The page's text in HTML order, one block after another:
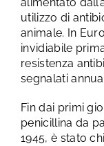
utilizzo di
animale. In
invidiabile
resistenza
segnalati
Fin dai primi
penicillina da
1945, è stato